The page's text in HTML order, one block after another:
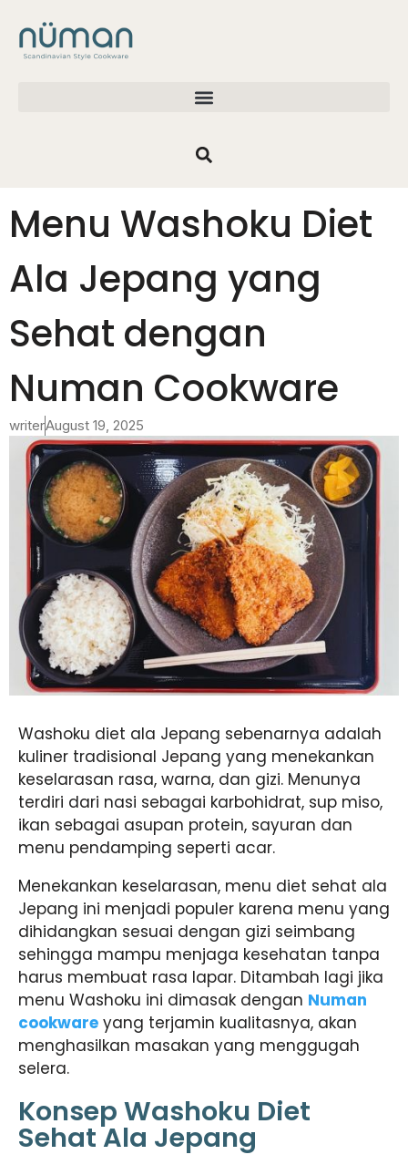
Menu Washoku Diet
Ala Jepang yang
Sehat dengan
Numan Cookware
writerAugust 19, 2025
Washoku diet ala Jepang sebenarnya adalah
kuliner tradisional Jepang yang menekankan
keselarasan rasa, warna, dan gizi. Menunya
terdiri dari nasi sebagai karbohidrat, sup miso,
ikan sebagai asupan protein, sayuran dan
menu pendamping seperti acar.
Menekankan keselarasan, menu diet sehat ala
Jepang ini menjadi populer karena menu yang
dihidangkan sesuai dengan gizi seimbang
sehingga mampu menjaga kesehatan tanpa
harus membuat rasa lapar. Ditambah lagi jika
menu Washoku ini dimasak dengan Numan
cookware yang terjamin kualitasnya, akan
menghasilkan masakan yang menggugah
selera.
Konsep Washoku Diet
Sehat Ala Jepang